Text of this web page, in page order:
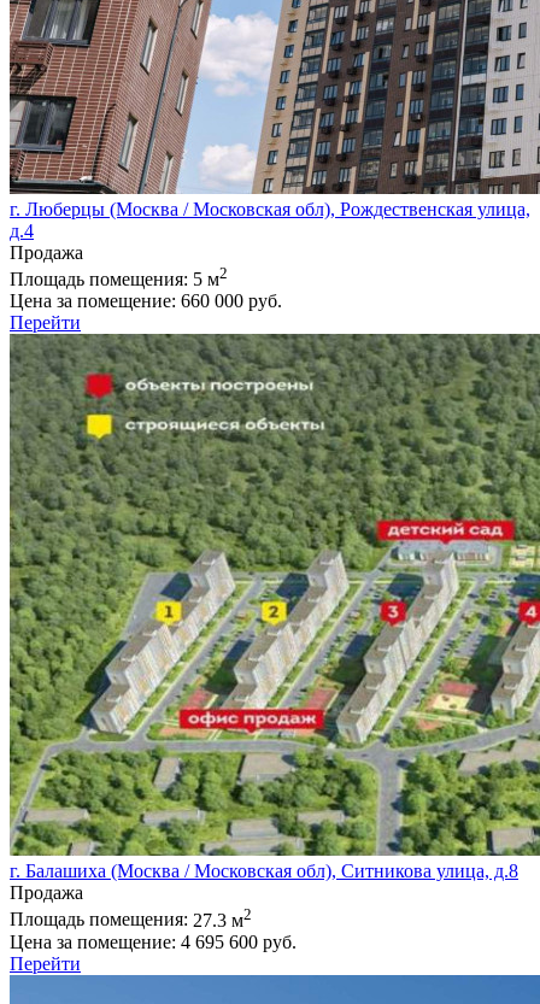
г. Люберцы (Москва / Московская обл), Рождественская улица,
д.4
Продажа
Площадь помещения: 5 м2
Цена за помещение: 660 000 руб.
Перейти
г. Балашиха (Москва / Московская обл), Ситникова улица, д.8
Продажа
Площадь помещения: 27.3 м2
Цена за помещение: 4 695 600 руб.
Перейти